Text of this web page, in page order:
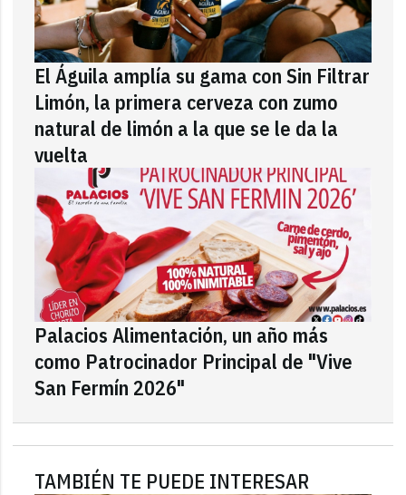
El Águila amplía su gama con Sin Filtrar
Limón, la primera cerveza con zumo
natural de limón a la que se le da la
vuelta
Palacios Alimentación, un año más
como Patrocinador Principal de "Vive
San Fermín 2026"
TAMBIÉN TE PUEDE INTERESAR